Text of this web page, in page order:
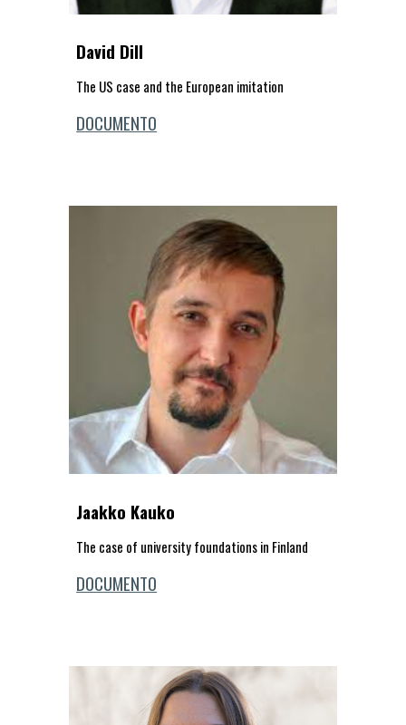
David Dill
The US case and the European imitation
DOCUMENTO
Jaakko Kauko
The case of university foundations in Finland
DOCUMENTO